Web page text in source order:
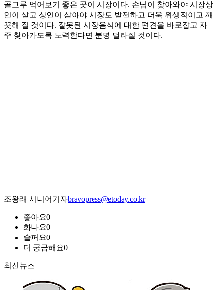
골고루 먹어보기 좋은 곳이 시장이다. 손님이 찾아와야 시장상
인이 살고 상인이 살아야 시장도 발전하고 더욱 위생적이고 깨
끗해 질 것이다. 잘못된 시장음식에 대한 편견을 바로잡고 자
주 찾아가도록 노력한다면 분명 달라질 것이다.
조왕래 시니어기자bravopress@etoday.co.kr
좋아요0
화나요0
슬퍼요0
더 궁금해요0
최신뉴스